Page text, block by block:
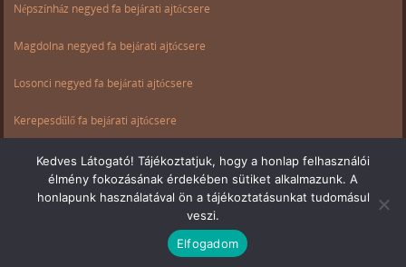
Népszínház negyed fa bejárati ajtócsere
Magdolna negyed fa bejárati ajtócsere
Losonci negyed fa bejárati ajtócsere
Kerepesdűlő fa bejárati ajtócsere
Ganz negyed fa bejárati ajtócsere
Csarnok negyed fa bejárati ajtócsere
Kedves Látogató! Tájékoztatjuk, hogy a honlap felhasználói
élmény fokozásának érdekében sütiket alkalmazunk. A
honlapunk használatával ön a tájékoztatásunkat tudomásul
veszi.
Elfogadom